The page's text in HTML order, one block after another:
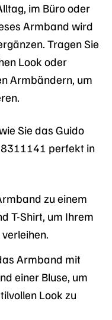
im Büro oder
Armband wird
Tragen Sie
Look oder
Armbändern, um
Sie das Guido
perfekt in
zu einem
T-Shirt, um Ihrem
Armband mit
einer Bluse, um
Look zu